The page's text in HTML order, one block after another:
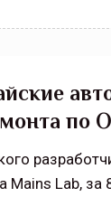
по
Mains Lab,